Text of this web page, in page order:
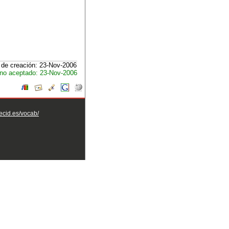
creación: 23-Nov-2006
aceptado: 23-Nov-2006
vocab/